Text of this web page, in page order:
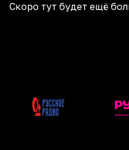
Скоро тут будет ещё